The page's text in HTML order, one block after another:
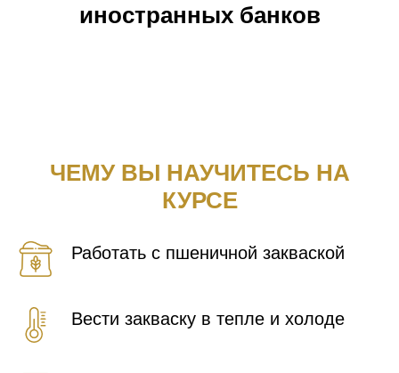
иностранных банков
ЧЕМУ ВЫ НАУЧИТЕСЬ НА
КУРСЕ
Работать с пшеничной закваской
Вести закваску в тепле и холоде